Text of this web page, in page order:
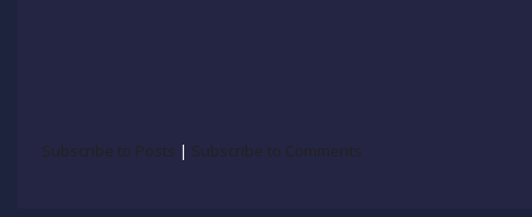
Subscribe to Posts | Subscribe to Comments